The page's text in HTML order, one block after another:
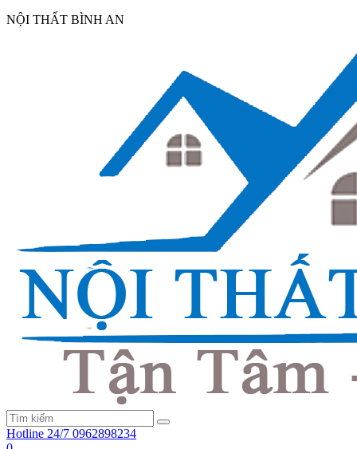
NỘI THẤT BÌNH AN
Hotline 24/7 0962898234